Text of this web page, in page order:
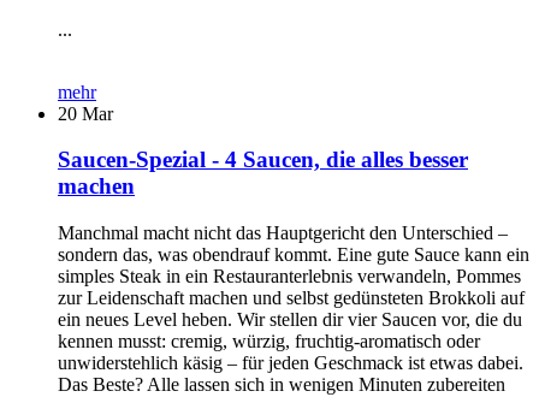
...
mehr
20 Mar
Saucen-Spezial - 4 Saucen, die alles besser
machen
Manchmal macht nicht das Hauptgericht den Unterschied –
sondern das, was obendrauf kommt. Eine gute Sauce kann ein
simples Steak in ein Restauranterlebnis verwandeln, Pommes
zur Leidenschaft machen und selbst gedünsteten Brokkoli auf
ein neues Level heben. Wir stellen dir vier Saucen vor, die du
kennen musst: cremig, würzig, fruchtig-aromatisch oder
unwiderstehlich käsig – für jeden Geschmack ist etwas dabei.
Das Beste? Alle lassen sich in wenigen Minuten zubereiten